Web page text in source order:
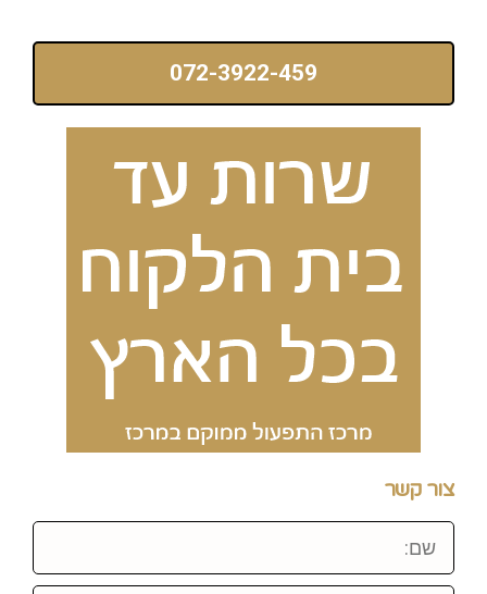
072-3922-459
צור קשר
שם: